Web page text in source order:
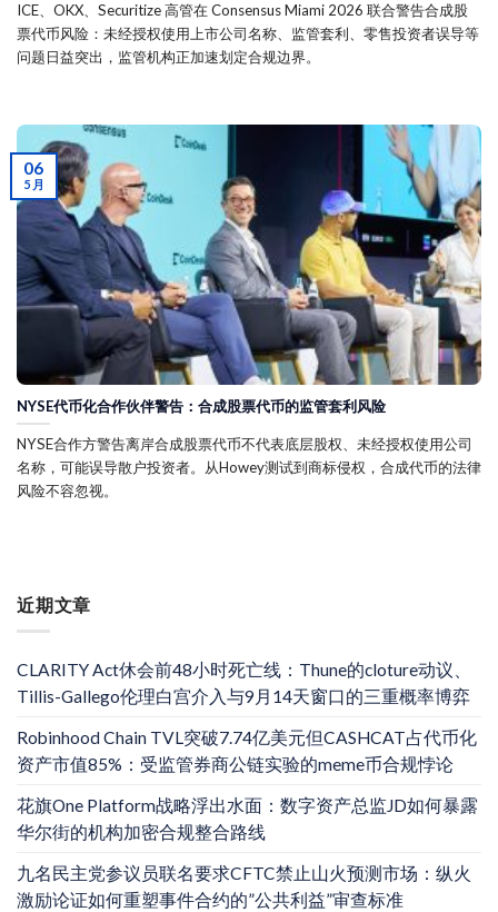
近期文章
CLARITY Act休会前48小时死亡线：Thune的cloture动议、
Tillis-Gallego伦理白宫介入与9月14天窗口的三重概率博弈
Robinhood Chain TVL突破7.74亿美元但CASHCAT占代币化
资产市值85%：受监管券商公链实验的meme币合规悖论
花旗One Platform战略浮出水面：数字资产总监JD如何暴露
华尔街的机构加密合规整合路线
九名民主党参议员联名要求CFTC禁止山火预测市场：纵火
激励论证如何重塑事件合约的”公共利益”审查标准
ICE、OKX、Securitize 高管在 Consensus Miami 2026 联合警告合成股
票代币风险：未经授权使用上市公司名称、监管套利、零售投资者误导等
问题日益突出，监管机构正加速划定合规边界。
NYSE代币化合作伙伴警告：合成股票代币的监管套利风险
NYSE合作方警告离岸合成股票代币不代表底层股权、未经授权使用公司
名称，可能误导散户投资者。从Howey测试到商标侵权，合成代币的法律
风险不容忽视。
06
5 月